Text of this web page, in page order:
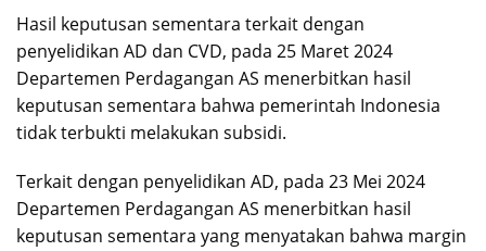
Hasil keputusan sementara terkait dengan
penyelidikan AD dan CVD, pada 25 Maret 2024
Departemen Perdagangan AS menerbitkan hasil
keputusan sementara bahwa pemerintah Indonesia
tidak terbukti melakukan subsidi.
Terkait dengan penyelidikan AD, pada 23 Mei 2024
Departemen Perdagangan AS menerbitkan hasil
keputusan sementara yang menyatakan bahwa margin